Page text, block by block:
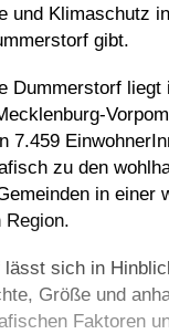
und Klimaschutz
gibt.
Dummerstorf liegt
7.459
zu den
in einer
Region.
lässt sich in
Größe und
Faktoren